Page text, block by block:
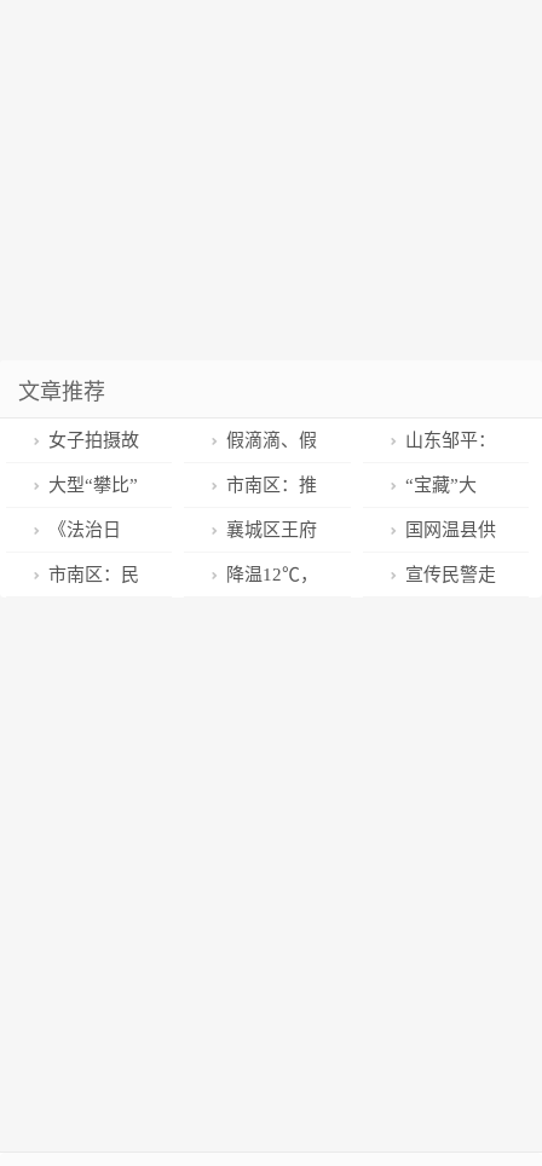
文章推荐
女子拍摄故
乡“空心村”走
红：希望老去
的村庄重新焕
假滴滴、假
抖音、假支付
宝……别跳进
这些仿冒APP
山东邹平：
全力守护群众
健康 中医药发
挥独特优势
大型“攀比”
现场 各镇
（乡）晒“家
市南区：推
进中山路等六
大街区开街运
“宝藏”大
叔！居民排队
等他写春联
《法治日
报》：无锡加
襄城区王府
口社区：红会
国网温县供
电公司： 向光
市南区：民 降温12℃， 宣传民警走